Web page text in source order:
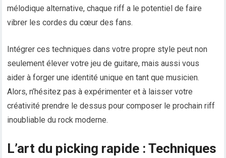
mélodique alternative, chaque riff a le potentiel de faire
vibrer les cordes du cœur des fans.
Intégrer ces techniques dans votre propre style peut non
seulement élever votre jeu de guitare, mais aussi vous
aider à forger une identité unique en tant que musicien.
Alors, n’hésitez pas à expérimenter et à laisser votre
créativité prendre le dessus pour composer le prochain riff
inoubliable du rock moderne.
L’art du picking rapide : Techniques